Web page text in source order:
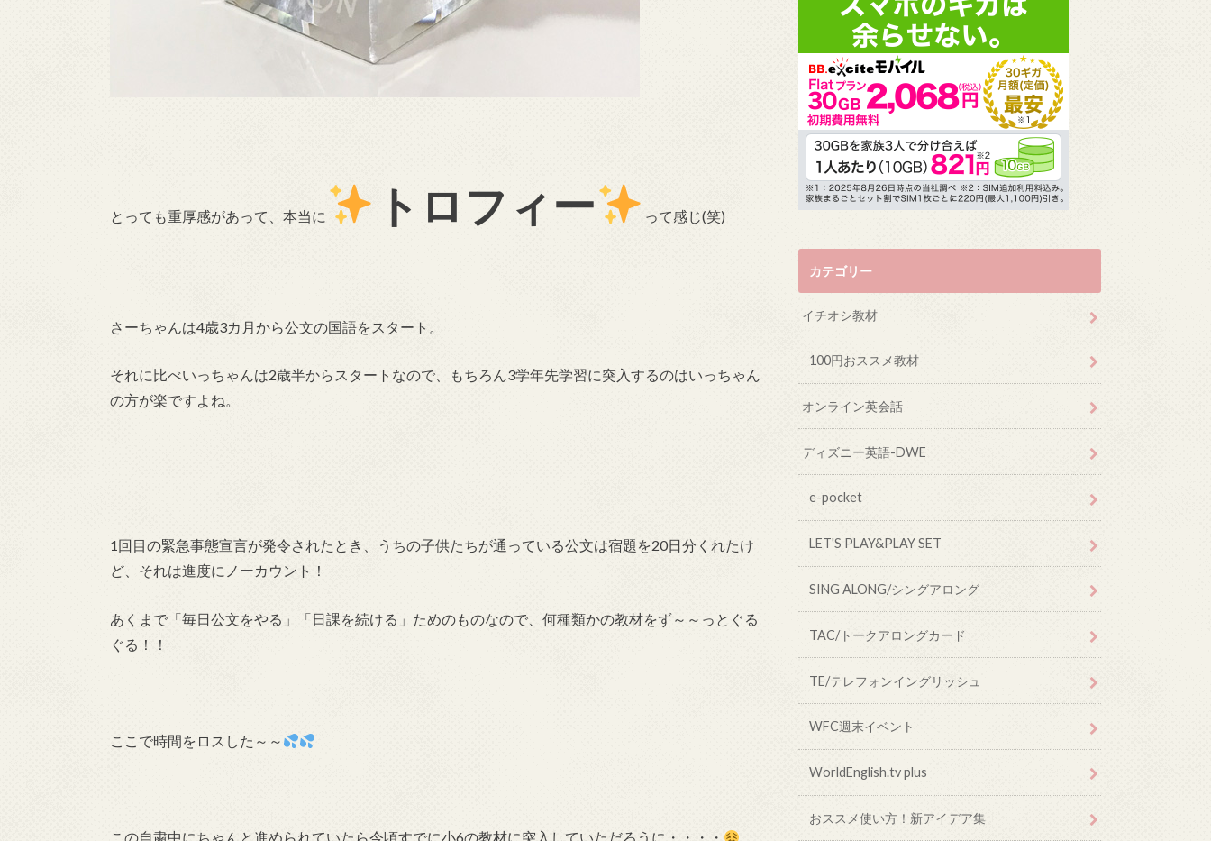
とっても重厚感があって、本当に トロフィー って感じ(笑)
さーちゃんは4歳3カ月から公文の国語をスタート。
それに比べいっちゃんは2歳半からスタートなので、もちろん3学年先学習に突入するのはいっちゃん
の方が楽ですよね。
1回目の緊急事態宣言が発令されたとき、うちの子供たちが通っている公文は宿題を20日分くれたけ
ど、それは進度にノーカウント！
あくまで「毎日公文をやる」「日課を続ける」ためのものなので、何種類かの教材をず～～っとぐる
ぐる！！
ここで時間をロスした～～
この自粛中にちゃんと進められていたら今頃すでに小6の教材に突入していただろうに・・・・
カテゴリー
イチオシ教材
100円おススメ教材
オンライン英会話
ディズニー英語-DWE
e-pocket
LET'S PLAY&PLAY SET
SING ALONG/シングアロング
TAC/トークアロングカード
TE/テレフォンイングリッシュ
WFC週末イベント
WorldEnglish.tv plus
おススメ使い方！新アイデア集